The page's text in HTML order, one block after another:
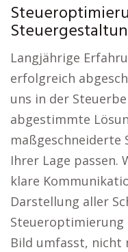
Langjährige
erfolgreich
uns in der
abgestimmte
maßgeschneiderte
Ihrer Lage passen.
klare
Darstellung aller
Steueroptimierung
Bild umfasst, nicht